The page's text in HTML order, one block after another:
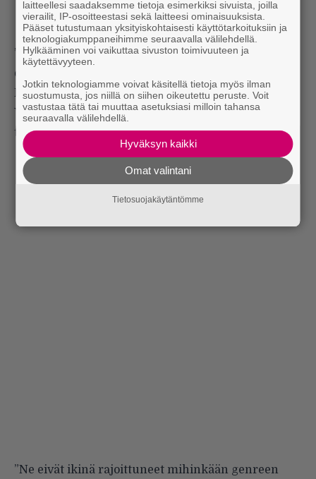
”Faijan musakokoelmassa on ollut siistiä se, että se
on aina ollut niin laaja”, Paulus kertoo.
Hän muistelee, että isä kävi työnsä puolesta usein
Yhdysvalloissa ja tapasi tuoda sieltä cd-levyjä
tuliaisena.
”Ne eivät ikinä rajoittuneet mihinkään genreen
laitteellesi saadaksemme tietoja esimerkiksi sivuista, joilla
vierailit, IP-osoitteestasi sekä laitteesi ominaisuuksista.
Pääset tutustumaan yksityiskohtaisesti käyttötarkoituksiin ja
teknologiakumppaneihimme seuraavalla välilehdellä.
Hylkääminen voi vaikuttaa sivuston toimivuuteen ja
käytettävyyteen.
Jotkin teknologiamme voivat käsitellä tietoja myös ilman
suostumusta, jos niillä on siihen oikeutettu peruste. Voit
vastustaa tätä tai muuttaa asetuksiasi milloin tahansa
seuraavalla välilehdellä.
Hyväksyn kaikki
Omat valintani
Tietosuojakäytäntömme